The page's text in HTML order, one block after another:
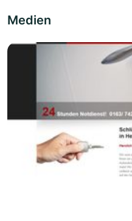
Medien